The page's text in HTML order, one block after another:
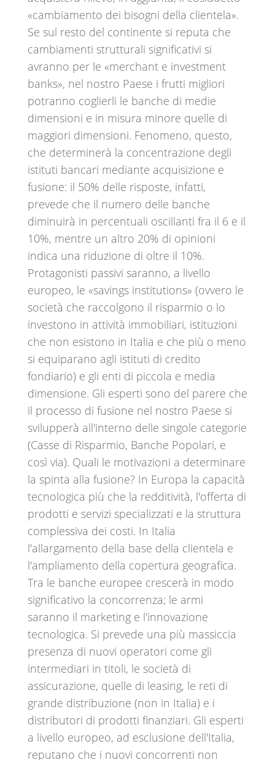
«cambiamento dei bisogni della clientela».
Se sul resto del continente si reputa che
cambiamenti strutturali significativi si
avranno per le «merchant e investment
banks», nel nostro Paese i frutti migliori
potranno coglierli le banche di medie
dimensioni e in misura minore quelle di
maggiori dimensioni. Fenomeno, questo,
che determinerà la concentrazione degli
istituti bancari mediante acquisizione e
fusione: il 50% delle risposte, infatti,
prevede che il numero delle banche
diminuirà in percentuali oscillanti fra il 6 e il
10%, mentre un altro 20% di opinioni
indica una riduzione di oltre il 10%.
Protagonisti passivi saranno, a livello
europeo, le «savings institutions» (ovvero le
società che raccolgono il risparmio o lo
investono in attività immobiliari, istituzioni
che non esistono in Italia e che più o meno
si equiparano agli istituti di credito
fondiario) e gli enti di piccola e media
dimensione. Gli esperti sono del parere che
il processo di fusione nel nostro Paese si
svilupperà all'interno delle singole categorie
(Casse di Risparmio, Banche Popolari, e
così via). Quali le motivazioni a determinare
la spinta alla fusione? In Europa la capacità
tecnologica più che la redditività, l'offerta di
prodotti e servizi specializzati e la struttura
complessiva dei costi. In Italia
l'allargamento della base della clientela e
l'ampliamento della copertura geografica.
Tra le banche europee crescerà in modo
significativo la concorrenza; le armi
saranno il marketing e l'innovazione
tecnologica. Si prevede una più massiccia
presenza di nuovi operatori come gli
intermediari in titoli, le società di
assicurazione, quelle di leasing, le reti di
grande distribuzione (non in Italia) e i
distributori di prodotti finanziari. Gli esperti
a livello europeo, ad esclusione dell'Italia,
reputano che i nuovi concorrenti non